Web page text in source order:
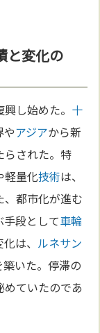
と変化の
し始めた。 十
やアジアから新
らされた。特
軽量化技術は、
、都市化が進む
段として車輪
は、 ルネサン
いた。停滞の
ていたのであ